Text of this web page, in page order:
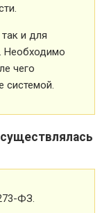
и для
Необходимо
чего
системой.
ФЗ.